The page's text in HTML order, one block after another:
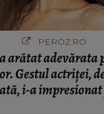
PEROZ.RO
arătat adevărata
Gestul actriței,
i-a